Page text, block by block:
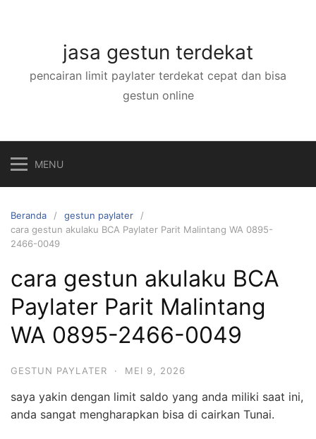
jasa gestun terdekat
pencairan limit paylater terdekat cepat dan bisa
gestun online
MENU
Beranda
gestun paylater
cara gestun akulaku BCA Paylater Parit Malintang WA 0895-
2466-0049
cara gestun akulaku BCA
Paylater Parit Malintang
WA 0895-2466-0049
GESTUN PAYLATER · MEI 9, 2026
saya yakin dengan limit saldo yang anda miliki saat ini,
anda sangat mengharapkan bisa di cairkan Tunai.